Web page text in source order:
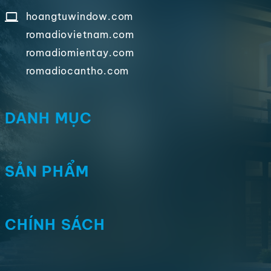
hoangtuwindow.com
romadiovietnam.com
romadiomientay.com
romadiocantho.com
DANH MỤC
SẢN PHẨM
CHÍNH SÁCH